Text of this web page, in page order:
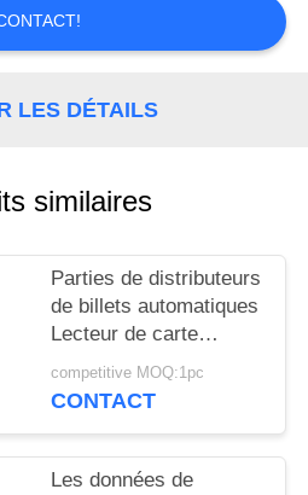
LES DÉTAILS
similaires
Parties de distributeurs
de billets automatiques
Lecteur de carte
motorisé MT188
competitive MOQ:1pc
CONTACT
Les données de